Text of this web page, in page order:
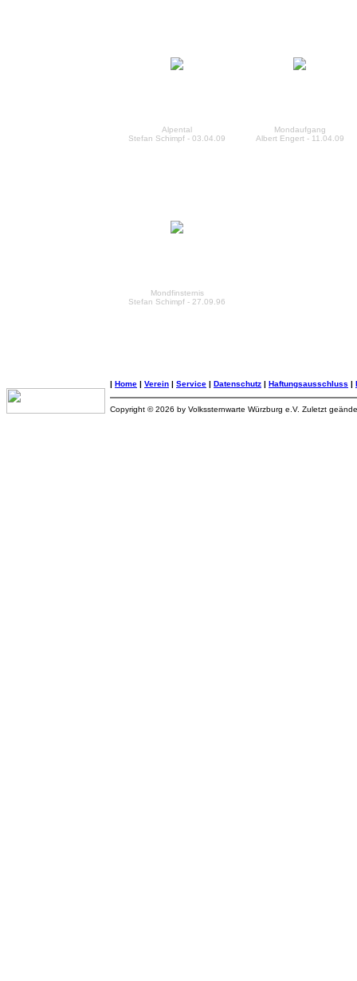
Alpental
Stefan Schimpf - 03.04.09
Mondaufgang
Albert Engert - 11.04.09
Mondfinsternis
Stefan Schimpf - 27.09.96
| Home | Verein | Service | Datenschutz | Haftungsausschluss |
Copyright © 2026 by Volkssternwarte Würzburg e.V. Zuletzt